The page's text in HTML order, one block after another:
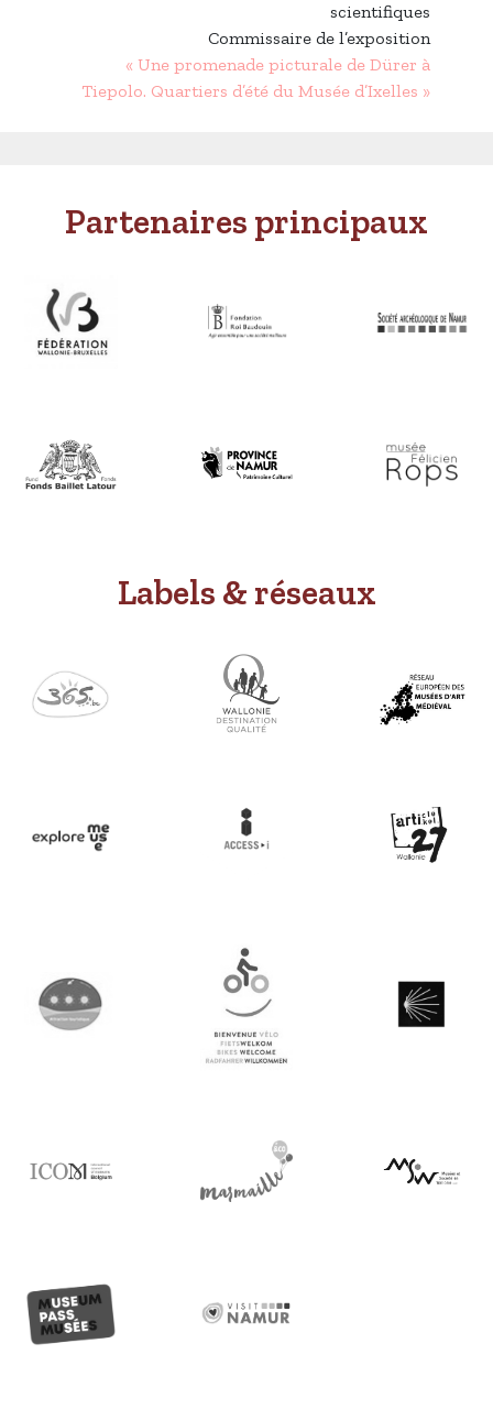
scientifiques
Commissaire de l’exposition
« Une promenade picturale de Dürer à
Tiepolo. Quartiers d’été du Musée d’Ixelles »
Partenaires principaux
Labels & réseaux